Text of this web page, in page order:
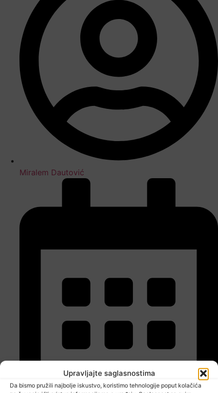
Upravljajte saglasnostima
Da bismo pružili najbolje iskustvo, koristimo tehnologije poput kolačića
Miralem Dautović